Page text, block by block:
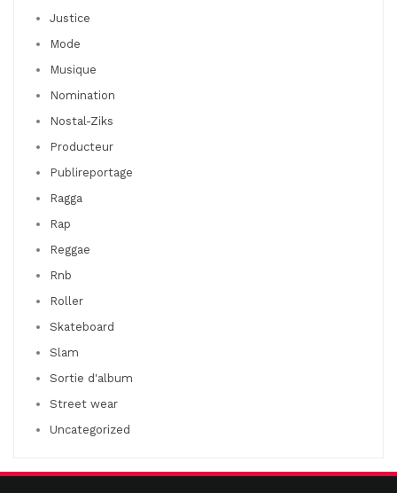
Justice
Mode
Musique
Nomination
Nostal-Ziks
Producteur
Publireportage
Ragga
Rap
Reggae
Rnb
Roller
Skateboard
Slam
Sortie d'album
Street wear
Uncategorized